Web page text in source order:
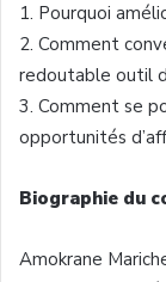
1. Pourquoi
2. Comment
redoutable outil
3. Comment se
opportunités
Biographie du
Amokrane